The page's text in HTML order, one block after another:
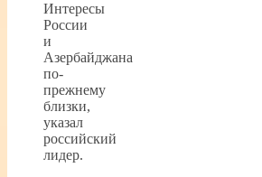
Интересы
России
и
Азербайджана
по-
прежнему
близки,
указал
российский
лидер.